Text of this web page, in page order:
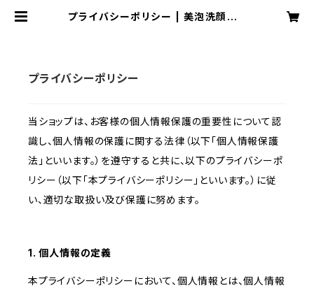
プライバシーポリシー | 美泡洗顔せっ
プライバシーポリシー
当ショップは、お客様の個人情報保護の重要性について認
識し、個人情報の保護に関する法律（以下「個人情報保護
法」といいます。）を遵守すると共に、以下のプライバシーポ
リシー（以下「本プライバシーポリシー」といいます。）に従
い、適切な取扱い及び保護に努めます。
1. 個人情報の定義
本プライバシーポリシーにおいて、個人情報とは、個人情報